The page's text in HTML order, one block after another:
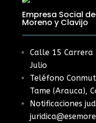
Empresa Social
Moreno y Clavijo
Calle 15 Carrera
Julio
Teléfono
Tame (Arauca),
Notificaciones